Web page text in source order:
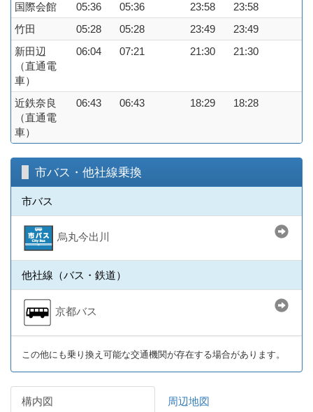
国際会館
05:36 05:36 23:58
23:58
竹田
05:28 05:28 23:49
23:49
新田辺
（直通電
車）
06:04 07:21 21:30 21:30
近鉄奈良
（直通電
車）
06:43 06:43 18:29 18:28
市バス・他社線乗換
市バス
烏丸今出川
他社線（バス・鉄道）
京都バス
この他にも乗り換え可能な交通機関が存在する場合があります。
構内図 周辺地図